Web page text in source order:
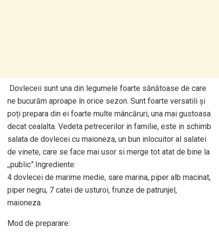
Dovleceii sunt una din legumele foarte sănătoase de care
ne bucurăm aproape în orice sezon. Sunt foarte versatili și
poți prepara din ei foarte multe mâncăruri, una mai gustoasa
decat cealalta. Vedeta petrecerilor in familie, este in schimb
salata de dovlecei cu maioneza, un bun inlocuitor al salatei
de vinete, care se face mai usor si merge tot atat de bine la
,,public”.Ingrediente:
4 dovlecei de marime medie, sare marina, piper alb macinat,
piper negru, 7 catei de usturoi, frunze de patrunjel,
maioneza.
Mod de preparare: